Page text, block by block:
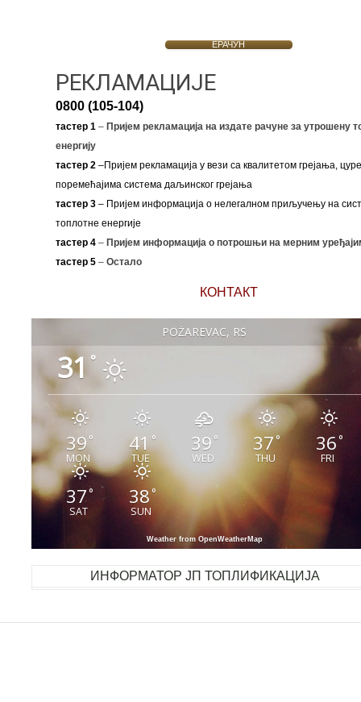
ЕРАЧУН
РЕКЛАМАЦИЈЕ
0800 (105-104)
тастер 1–Пријем рекламација на издате рачуне за утрошену
енергију
тастер 2–Пријем рекламација у вези са квалитетом грејања,
поремећајима система даљинског грејања
тастер 3– Пријем информација о нелегалном приључењу на
топлотне енергије
тастер 4 – Пријем информација о потрошњи на мерним
тастер 5 – Остало
КОНТАКТ
POŽAREVAC, RS
31 °
39°
MON
41°
TUE
39 °
WED
37°
THU
36°
FRI
37°
SAT
38°
SUN
Weather from OpenWeatherMap
ИНФОРМАТОР ЈП ТОПЛИФИКАЦИЈА